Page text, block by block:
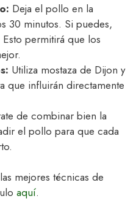
Deja el pollo en la
30 minutos. Si puedes,
permitirá que los
Utiliza mostaza de Dijon y
que influirán directamente
de combinar bien la
el pollo para que cada
mejores técnicas de
aquí.